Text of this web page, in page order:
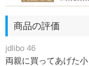
商品の評価
jdlibo 46
両親に買ってあげた